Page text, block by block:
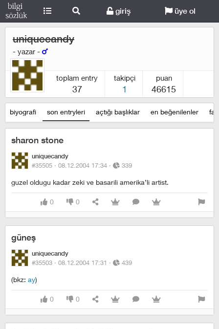
giriş üye ol
uniquecandy
- yazar -
toplam entry
37
takipçi
1
puan
46615
biyografi son entryleri açtığı başlıklar en beğenilenler
sharon stone
uniquecandy
#35505 · 08.12.2004 17:34 · 339
guzel oldugu kadar zeki ve basarili amerika’li artist.
0 0
güneş
uniquecandy
#35503 · 08.12.2004 17:31 · 439
(bkz: ay)
0 0